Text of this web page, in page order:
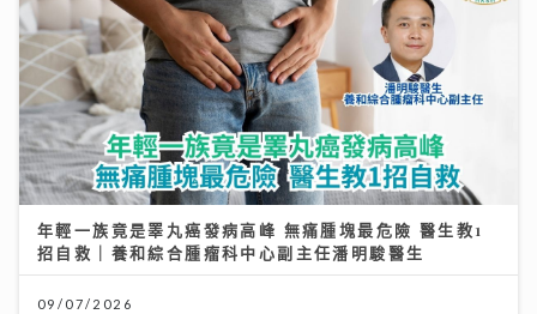
年輕一族竟是睪丸癌發病高峰 無痛腫塊最危險 醫生教1
招自救｜養和綜合腫瘤科中心副主任潘明駿醫生
09/07/2026